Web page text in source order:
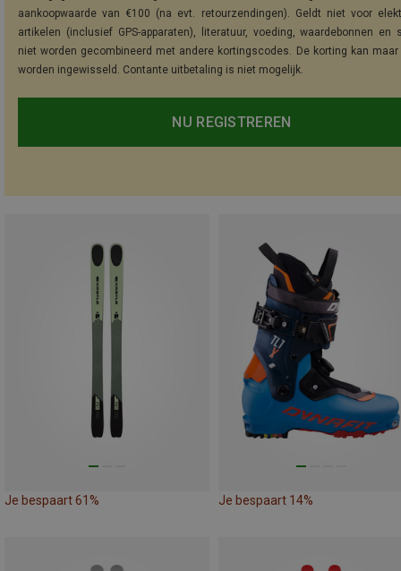
aankoopwaarde van €100 (na evt. retourzendingen). Geldt niet voor
artikelen (inclusief GPS-apparaten), literatuur, voeding, waardebonnen en
niet worden gecombineerd met andere kortingscodes. De korting kan maar
worden ingewisseld. Contante uitbetaling is niet mogelijk.
NU REGISTREREN
Je bespaart 61% Je bespaart 14%